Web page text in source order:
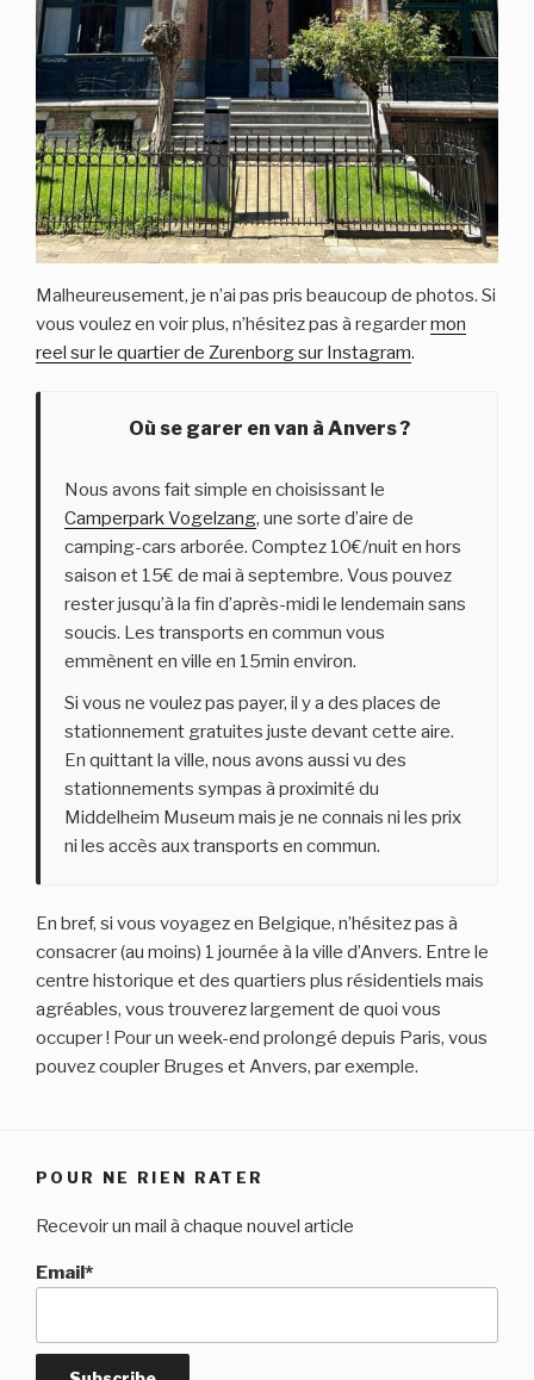
Malheureusement, je n’ai pas pris beaucoup de photos. Si
vous voulez en voir plus, n’hésitez pas à regardermon
reel sur le quartier de Zurenborg sur Instagram.
Où se garer en van à Anvers ?
Nous avons fait simple en choisissant le
Camperpark Vogelzang, une sorte d’aire de
camping-cars arborée. Comptez 10€/nuit en hors
saison et 15€ de mai à septembre. Vous pouvez
rester jusqu’à la fin d’après-midi le lendemain sans
soucis. Les transports en commun vous
emmènent en ville en 15min environ.
Si vous ne voulez pas payer, il y a des places de
stationnement gratuites juste devant cette aire.
En quittant la ville, nous avons aussi vu des
stationnements sympas à proximité du
Middelheim Museum mais je ne connais ni les prix
ni les accès aux transports en commun.
En bref, si vous voyagez en Belgique, n’hésitez pas à
consacrer (au moins) 1 journée à la ville d’Anvers. Entre le
centre historique et des quartiers plus résidentiels mais
agréables, vous trouverez largement de quoi vous
occuper ! Pour un week-end prolongé depuis Paris, vous
pouvez coupler Bruges et Anvers, par exemple.
POUR NE RIEN RATER
Recevoir un mail à chaque nouvel article
Email*